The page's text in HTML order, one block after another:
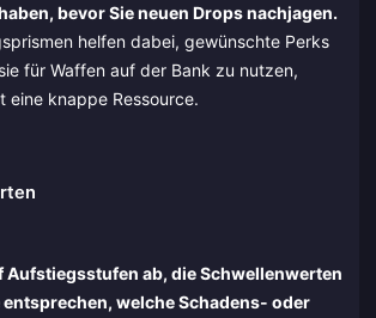
bevor Sie neuen Drops nachjagen.
helfen dabei, gewünschte Perks
für Waffen auf der Bank zu nutzen,
eine knappe Ressource.
Aufstiegsstufen ab, die Schwellenwerten
welche Schadens- oder